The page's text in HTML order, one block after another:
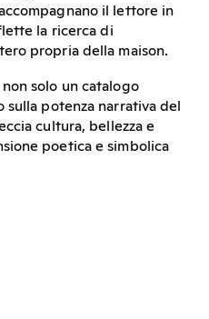
il lettore in
la ricerca di
propria della maison.
solo un catalogo
sulla potenza narrativa del
cultura, bellezza e
poetica e simbolica